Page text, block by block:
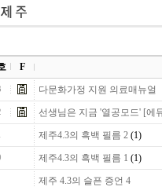
F
다문화가정 지원 의료매뉴얼
선생님은 지금 '열공모드' [에
제주4.3의 흑백 필름 2(1)
제주4.3의 흑백 필름 1 (1)
제주 4.3의 슬픈 증언 4